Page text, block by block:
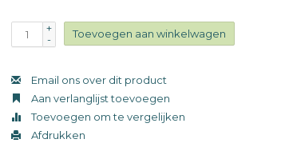
+
-
Toevoegen aan winkelwagen
Email ons over dit product
Aan verlanglijst toevoegen
Toevoegen om te vergelijken
Afdrukken